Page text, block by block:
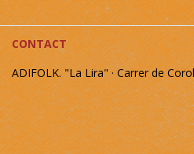
CONTACT
ADIFOLK. "La Lira" · Carrer de